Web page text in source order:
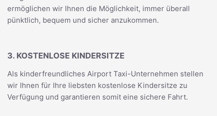
ermöglichen wir Ihnen die Möglichkeit, immer überall
pünktlich, bequem und sicher anzukommen.
3. KOSTENLOSE KINDERSITZE
Als kinderfreundliches Airport Taxi-Unternehmen stellen
wir Ihnen für Ihre liebsten kostenlose Kindersitze zu
Verfügung und garantieren somit eine sichere Fahrt.